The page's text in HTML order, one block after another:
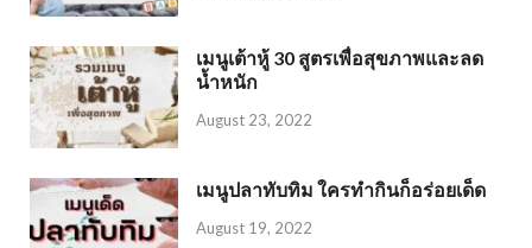
เมนูเต้าหู้ 30 สูตรเพื่อสุขภาพและลด
น้ำหนัก
August 23, 2022
เมนูปลาทับทิม ใครทำกินก็อร่อยเด็ด
August 19, 2022